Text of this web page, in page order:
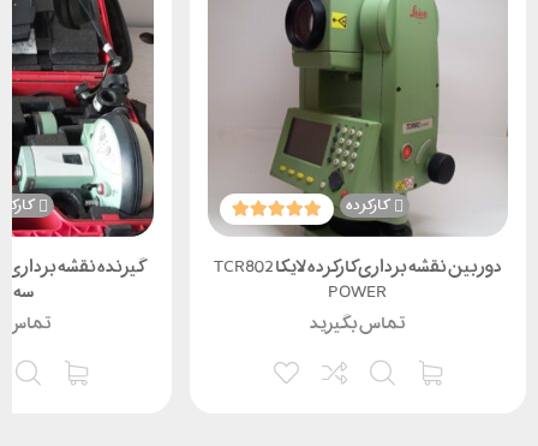
کارکرده
دوربین نقشه برداری کارکرده لایکا TCR802
POWER
تماس بگیرید
سه
تماس